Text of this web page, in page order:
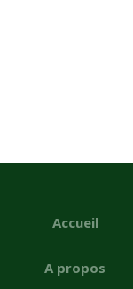
Accueil
A propos